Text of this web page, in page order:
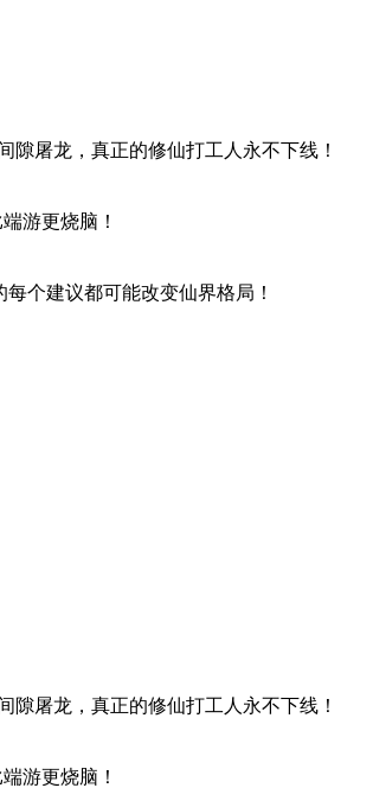
屠龙，真正的修仙打工人永不下线！
游更烧脑！
个建议都可能改变仙界格局！
屠龙，真正的修仙打工人永不下线！
游更烧脑！